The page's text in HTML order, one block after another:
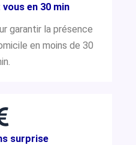
en 30 min
garantir la présence
en moins de 30
surprise